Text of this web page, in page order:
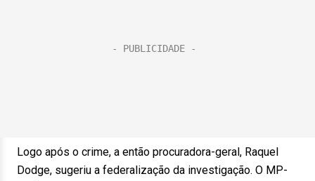
Logo após o crime, a então procuradora-geral, Raquel
Dodge, sugeriu a federalização da investigação. O MP-